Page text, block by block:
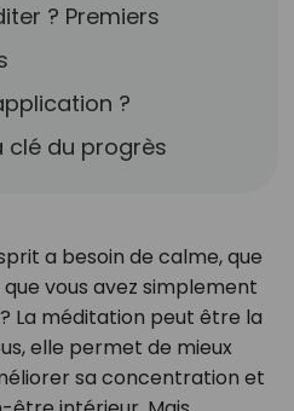
? Premiers
?
clé du progrès
a besoin de calme, que
vous avez simplement
La méditation peut être la
elle permet de mieux
sa concentration et